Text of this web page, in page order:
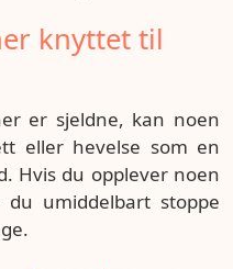
knyttet til
er sjeldne, kan noen
eller hevelse som en
Hvis du opplever noen
umiddelbart stoppe